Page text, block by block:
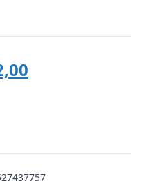
kr. 1.662,00.